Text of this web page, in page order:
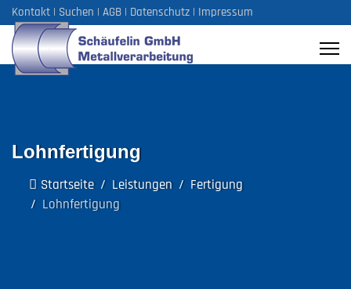
Kontakt | Suchen | AGB | Datenschutz | Impressum
Lohnfertigung
Startseite Leistungen
Fertigung
Lohnfertigung